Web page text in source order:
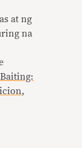
at ng
na
,